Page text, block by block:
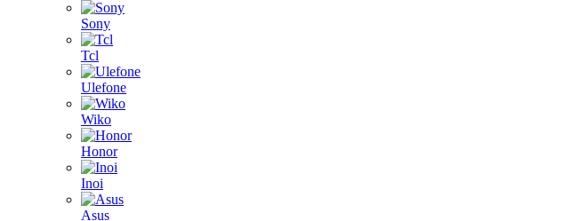
Sony
Tcl
Ulefone
Wiko
Honor
Inoi
Asus